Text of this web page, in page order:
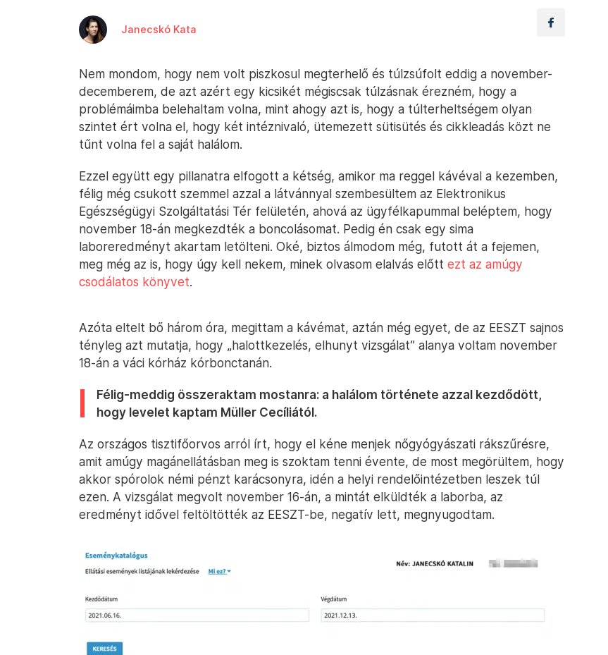
Janecskó Kata
Nem mondom, hogy nem volt piszkosul megterhelő és túlzsúfolt eddig a november-
decemberem, de azt azért egy kicsikét mégiscsak túlzásnak érezném, hogy a
problémáimba belehaltam volna, mint ahogy azt is, hogy a túlterheltségem olyan
szintet ért volna el, hogy két intéznivaló, ütemezett sütisütés és cikkleadás közt ne
tűnt volna fel a saját halálom.
Ezzel együtt egy pillanatra elfogott a kétség, amikor ma reggel kávéval a kezemben,
félig még csukott szemmel azzal a látvánnyal szembesültem az Elektronikus
Egészségügyi Szolgáltatási Tér felületén, ahová az ügyfélkapummal beléptem, hogy
november 18-án megkezdték a boncolásomat. Pedig én csak egy sima
laboreredményt akartam letölteni. Oké, biztos álmodom még, futott át a fejemen,
meg még az is, hogy úgy kell nekem, minek olvasom elalvás előtt ezt az amúgy
csodálatos könyvet.
Azóta eltelt bő három óra, megittam a kávémat, aztán még egyet, de az EESZT sajnos
tényleg azt mutatja, hogy „halottkezelés, elhunyt vizsgálat” alanya voltam november
18-án a váci kórház kórbonctanán.
Félig-meddig összeraktam mostanra: a halálom története azzal kezdődött,
hogy levelet kaptam Müller Cecíliától.
Az országos tisztifőorvos arról írt, hogy el kéne menjek nőgyógyászati rákszűrésre,
amit amúgy magánellátásban meg is szoktam tenni évente, de most megörültem, hogy
akkor spórolok némi pénzt karácsonyra, idén a helyi rendelőintézetben leszek túl
ezen. A vizsgálat megvolt november 16-án, a mintát elküldték a laborba, az
eredményt idővel feltöltötték az EESZT-be, negatív lett, megnyugodtam.